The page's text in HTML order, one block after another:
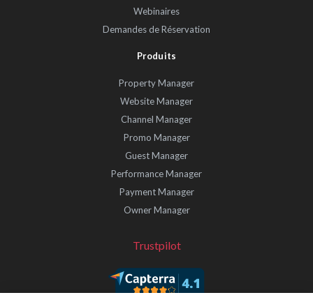
Webinaires
Demandes de Réservation
Produits
Property Manager
Website Manager
Channel Manager
Promo Manager
Guest Manager
Performance Manager
Payment Manager
Owner Manager
Trustpilot